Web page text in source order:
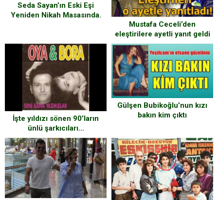
Seda Sayan’ın Eski Eşi
Yeniden Nikah Masasında.
Mustafa Ceceli’den
eleştirilere ayetli yanıt geldi
İşte yıldızı sönen 90’ların
ünlü şarkıcıları…
Gülşen Bubikoğlu’nun kızı
bakın kim çıktı